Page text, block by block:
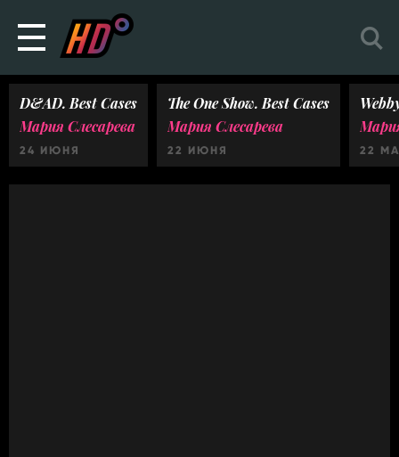
D&AD. Best Cases
Мария Слесарева
24 ИЮНЯ
The One Show. Best Cases
Мария Слесарева
22 ИЮНЯ 22